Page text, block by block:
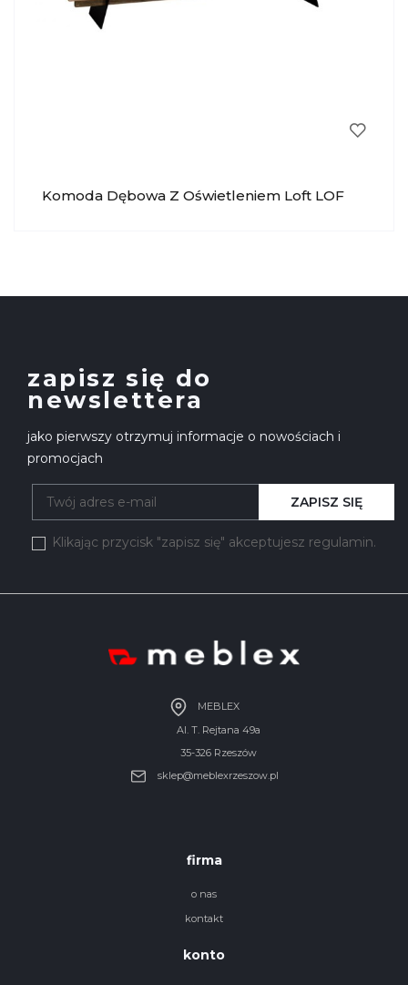
Komoda Dębowa Z Oświetleniem Loft LOF
zapisz się do
newslettera
jako pierwszy otrzymuj informacje o nowościach i
promocjach
Klikając przycisk "zapisz się" akceptujesz regulamin.
ZAPISZ SIĘ
MEBLEX
Al. T. Rejtana 49a
35-326 Rzeszów
sklep@meblexrzeszow.pl
firma
o nas
kontakt
konto